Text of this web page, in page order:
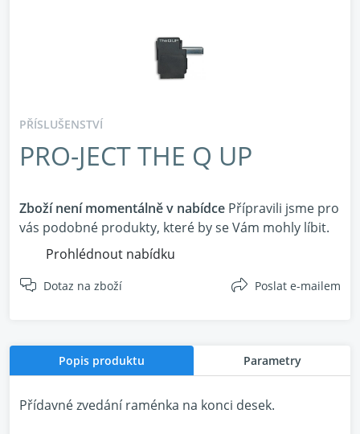
PŘÍSLUŠENSTVÍ
PRO-JECT THE Q UP
Zboží není momentálně v nabídce Přípravili jsme pro
vás podobné produkty, které by se Vám mohly líbit.
Prohlédnout nabídku
Dotaz na zboží Poslat e-mailem
Popis produktu Parametry
Přídavné zvedání raménka na konci desek.